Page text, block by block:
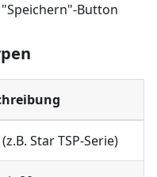
Button
Star TSP-Serie)